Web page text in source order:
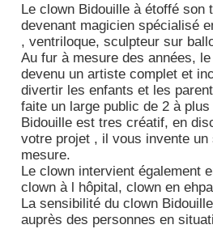
Le clown Bidouille à étoffé son
devenant magicien spécialisé
, ventriloque, sculpteur sur
Au fur à mesure des années,
devenu un artiste complet et
divertir les enfants et les
faite un large public de 2 à
Bidouille est tres créatif, en
votre projet , il vous invente
mesure.
Le clown intervient également
clown à l hôpital, clown en
La sensibilité du clown
auprès des personnes en